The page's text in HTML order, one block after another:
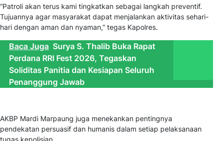
“Patroli akan terus kami tingkatkan sebagai langkah preventif.
Tujuannya agar masyarakat dapat menjalankan aktivitas sehari-
hari dengan aman dan nyaman,” tegas Kapolres.
Baca Juga Surya S. Thalib Buka Rapat
Perdana RRI Fest 2026, Tegaskan
Soliditas Panitia dan Kesiapan Seluruh
Penanggung Jawab
AKBP Mardi Marpaung juga menekankan pentingnya
pendekatan persuasif dan humanis dalam setiap pelaksanaan